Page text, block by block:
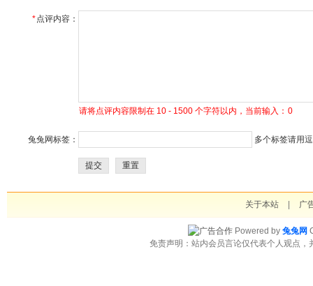
*点评内容：
请将点评内容限制在 10 - 1500 个字符以内，当前输入： 0
兔兔网标签： 多个标签请用
提交 重置
关于本站 广
Powered by 兔兔网
免责声明：站内会员言论仅代表个人观点